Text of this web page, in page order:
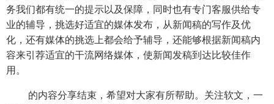
务我们都有统一的提示以及保障，同时也有专门客服供给专
业的辅导，挑选好适宜的媒体发布，从新闻稿的写作及优
化，还有媒体的挑选上都会给予辅导，还能够根据新闻稿内
容来引荐适宜的干流网络媒体，使新闻发稿到达比较佳作
用。
的内容分享结束，希望对大家有所帮助。关注软文，一